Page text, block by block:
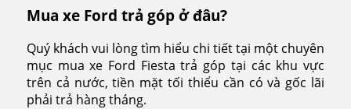
Mua xe Ford trả góp ở đâu?
Quý khách vui lòng tìm hiểu chi tiết tại một chuyên
mục mua xe Ford Fiesta trả góp tại các khu vực
trên cả nước, tiền mặt tối thiểu cần có và gốc lãi
phải trả hàng tháng.